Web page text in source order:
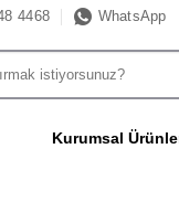
4468 WhatsApp
Kurumsal